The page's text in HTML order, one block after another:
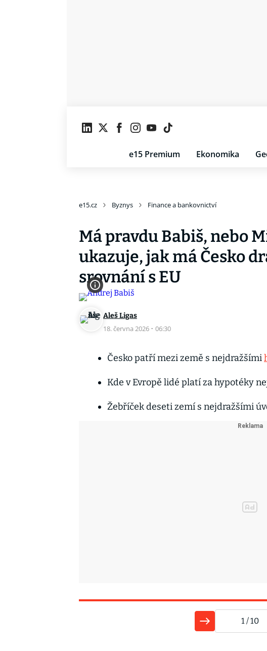
e15 Premium Ekonomika
e15.cz Byznys Finance a bankovnictví
Má pravdu Babiš, nebo
ukazuje, jak má Česko
srovnání s EU
Aleš Ligas
18. června 2026 · 06:30
Česko patří mezi země s nejdražšími
Kde v Evropě lidé platí za hypotéky
Žebříček deseti zemí s nejdražšími
1/ 10